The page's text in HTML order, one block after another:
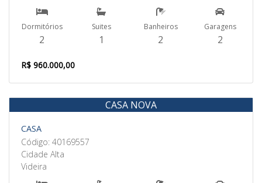
Dormitórios
2
Suites
1
Banheiros
2
Garagens
2
R$ 960.000,00
Venda
CASA NOVA
CASA
Código: 40169557
Cidade Alta
Videira